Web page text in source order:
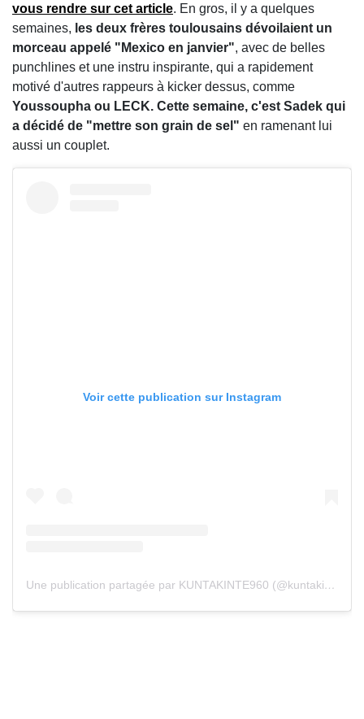
vous rendre sur cet article. En gros, il y a quelques
semaines, les deux frères toulousains dévoilaient un
morceau appelé "Mexico en janvier", avec de belles
punchlines et une instru inspirante, qui a rapidement
motivé d'autres rappeurs à kicker dessus, comme
Youssoupha ou LECK. Cette semaine, c'est Sadek qui
a décidé de "mettre son grain de sel" en ramenant lui
aussi un couplet.
Voir cette publication sur Instagram
Une publication partagée par KUNTAKINTE960 (@kuntakinte960)